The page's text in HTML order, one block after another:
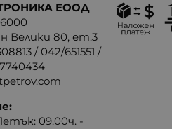
ЕООД
Велики 80, ет.3
/042/651551 /
09.00ч. -